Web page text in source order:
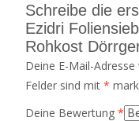
Schreibe die
Ezidri
Rohkost
Deine E-Mail-
Felder sind mit *
Deine Bewertung *